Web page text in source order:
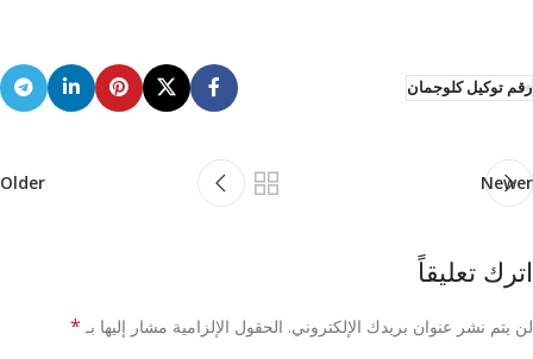
رقم توكيل كلوجمان
Newer
Older
اترك تعليقاً
لن يتم نشر عنوان بريدك الإلكتروني. الحقول الإلزامية مشار إليها بـ *